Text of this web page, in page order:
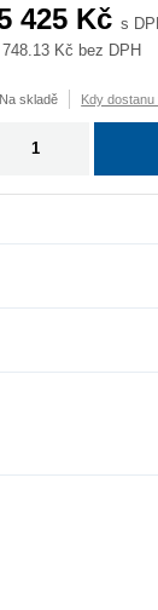
425 Kčs
748.13 Kč bez DPH
Na skladě Kdy